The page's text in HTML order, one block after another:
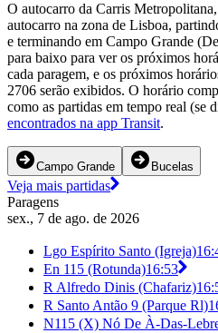
O autocarro da Carris
autocarro na zona de Lisboa,
e terminando em Campo Grande
para baixo para ver os próximos
cada paragem, e os próximos
2706 serão exibidos. O horário
como as partidas em tempo real (se
encontrados na app Transit.
Campo Grande Bucelas
Veja mais partidas
Paragens
sex., 7 de ago. de 2026
Lgo Espírito Santo (Igreja)
En 115 (Rotunda)16:53
R Alfredo Dinis (Chafariz)
R Santo Antão 9 (Parque Rl)
N115 (X) Nó De À-Das-